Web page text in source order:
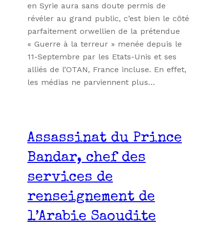
en Syrie aura sans doute permis de
révéler au grand public, c’est bien le côté
parfaitement orwellien de la prétendue
« Guerre à la terreur » menée depuis le
11-Septembre par les Etats-Unis et ses
alliés de l’OTAN, France incluse. En effet,
les médias ne parviennent plus…
Assassinat du Prince
Bandar, chef des
services de
renseignement de
l’Arabie Saoudite